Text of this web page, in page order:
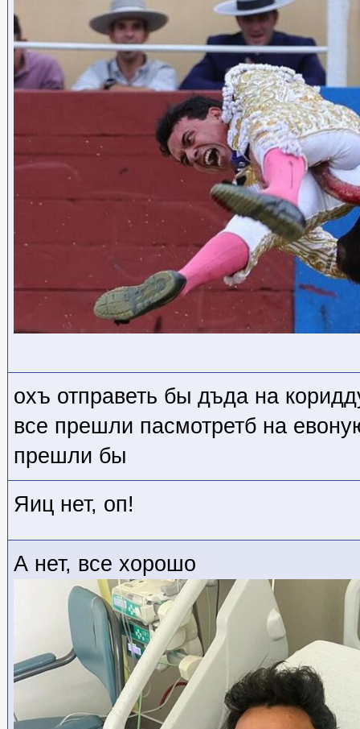
охъ отправеть бы дъда на
все прешли пасмотретб на
прешли бы
Яиц нет, оп!
А нет, все хорошо